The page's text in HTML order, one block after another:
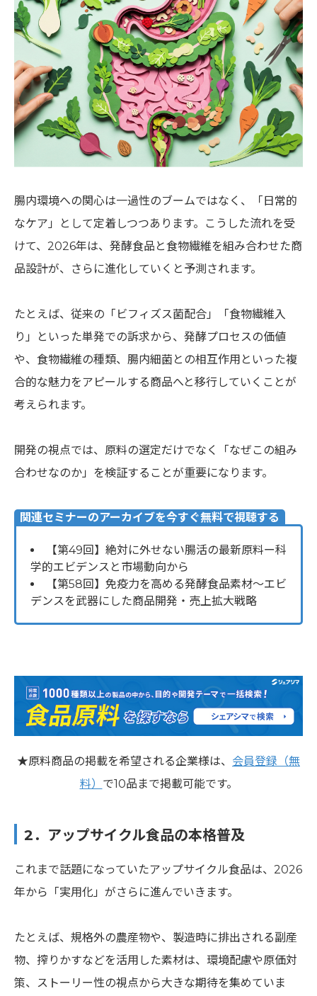
腸内環境への関心は一過性のブームではなく、「日常的
なケア」として定着しつつあります。こうした流れを受
けて、2026年は、発酵食品と食物繊維を組み合わせた商
品設計が、さらに進化していくと予測されます。
たとえば、従来の「ビフィズス菌配合」「食物繊維入
り」といった単発での訴求から、発酵プロセスの価値
や、食物繊維の種類、腸内細菌との相互作用といった複
合的な魅力をアピールする商品へと移行していくことが
考えられます。
開発の視点では、原料の選定だけでなく「なぜこの組み
合わせなのか」を検証することが重要になります。
関連セミナーのアーカイブを今すぐ無料で視聴する
【第49回】絶対に外せない腸活の最新原料ー科
学的エビデンスと市場動向から
【第58回】免疫力を高める発酵食品素材～エビ
デンスを武器にした商品開発・売上拡大戦略
★原料商品の掲載を希望される企業様は、 会員登録（無
料） で10品まで掲載可能です。
2．アップサイクル食品の本格普及
これまで話題になっていたアップサイクル食品は、2026
年から「実用化」がさらに進んでいきます。
たとえば、規格外の農産物や、製造時に排出される副産
物、搾りかすなどを活用した素材は、環境配慮や原価対
策、ストーリー性の視点から大きな期待を集めていま